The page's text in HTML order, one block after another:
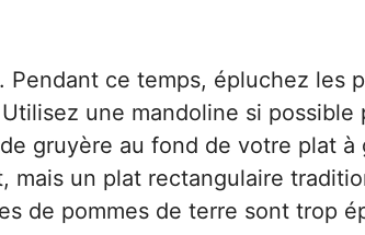
ce temps, épluchez les
une mandoline si possible
gruyère au fond de votre plat à
mais un plat rectangulaire
de pommes de terre sont trop